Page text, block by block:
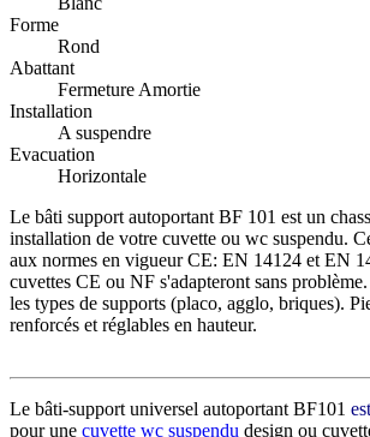
Forme
Rond
Abattant
Fermeture Amortie
Installation
A suspendre
Evacuation
Horizontale
Le bâti support autoportant BF 101 est un
installation de votre cuvette ou wc suspendu.
aux normes en vigueur CE: EN 14124 et EN
cuvettes CE ou NF s'adapteront sans
les types de supports (placo, agglo, briques).
renforcés et réglables en hauteur.
Le bâti-support universel autoportant BF101
pour une cuvette wc suspendu design ou